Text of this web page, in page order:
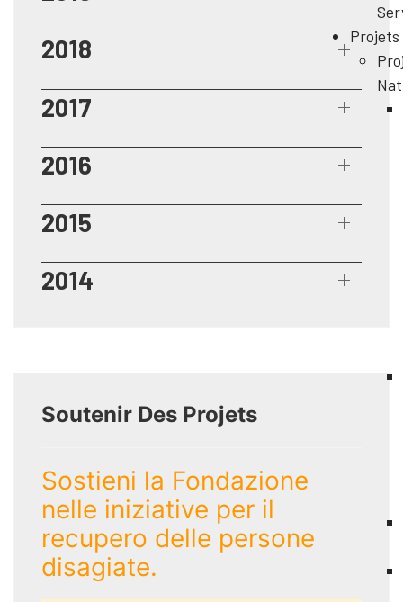
Projets
2018
2017
2016
2015
2014
Soutenir Des Projets
Sostieni la Fondazione
nelle iniziative per il
recupero delle persone
disagiate.